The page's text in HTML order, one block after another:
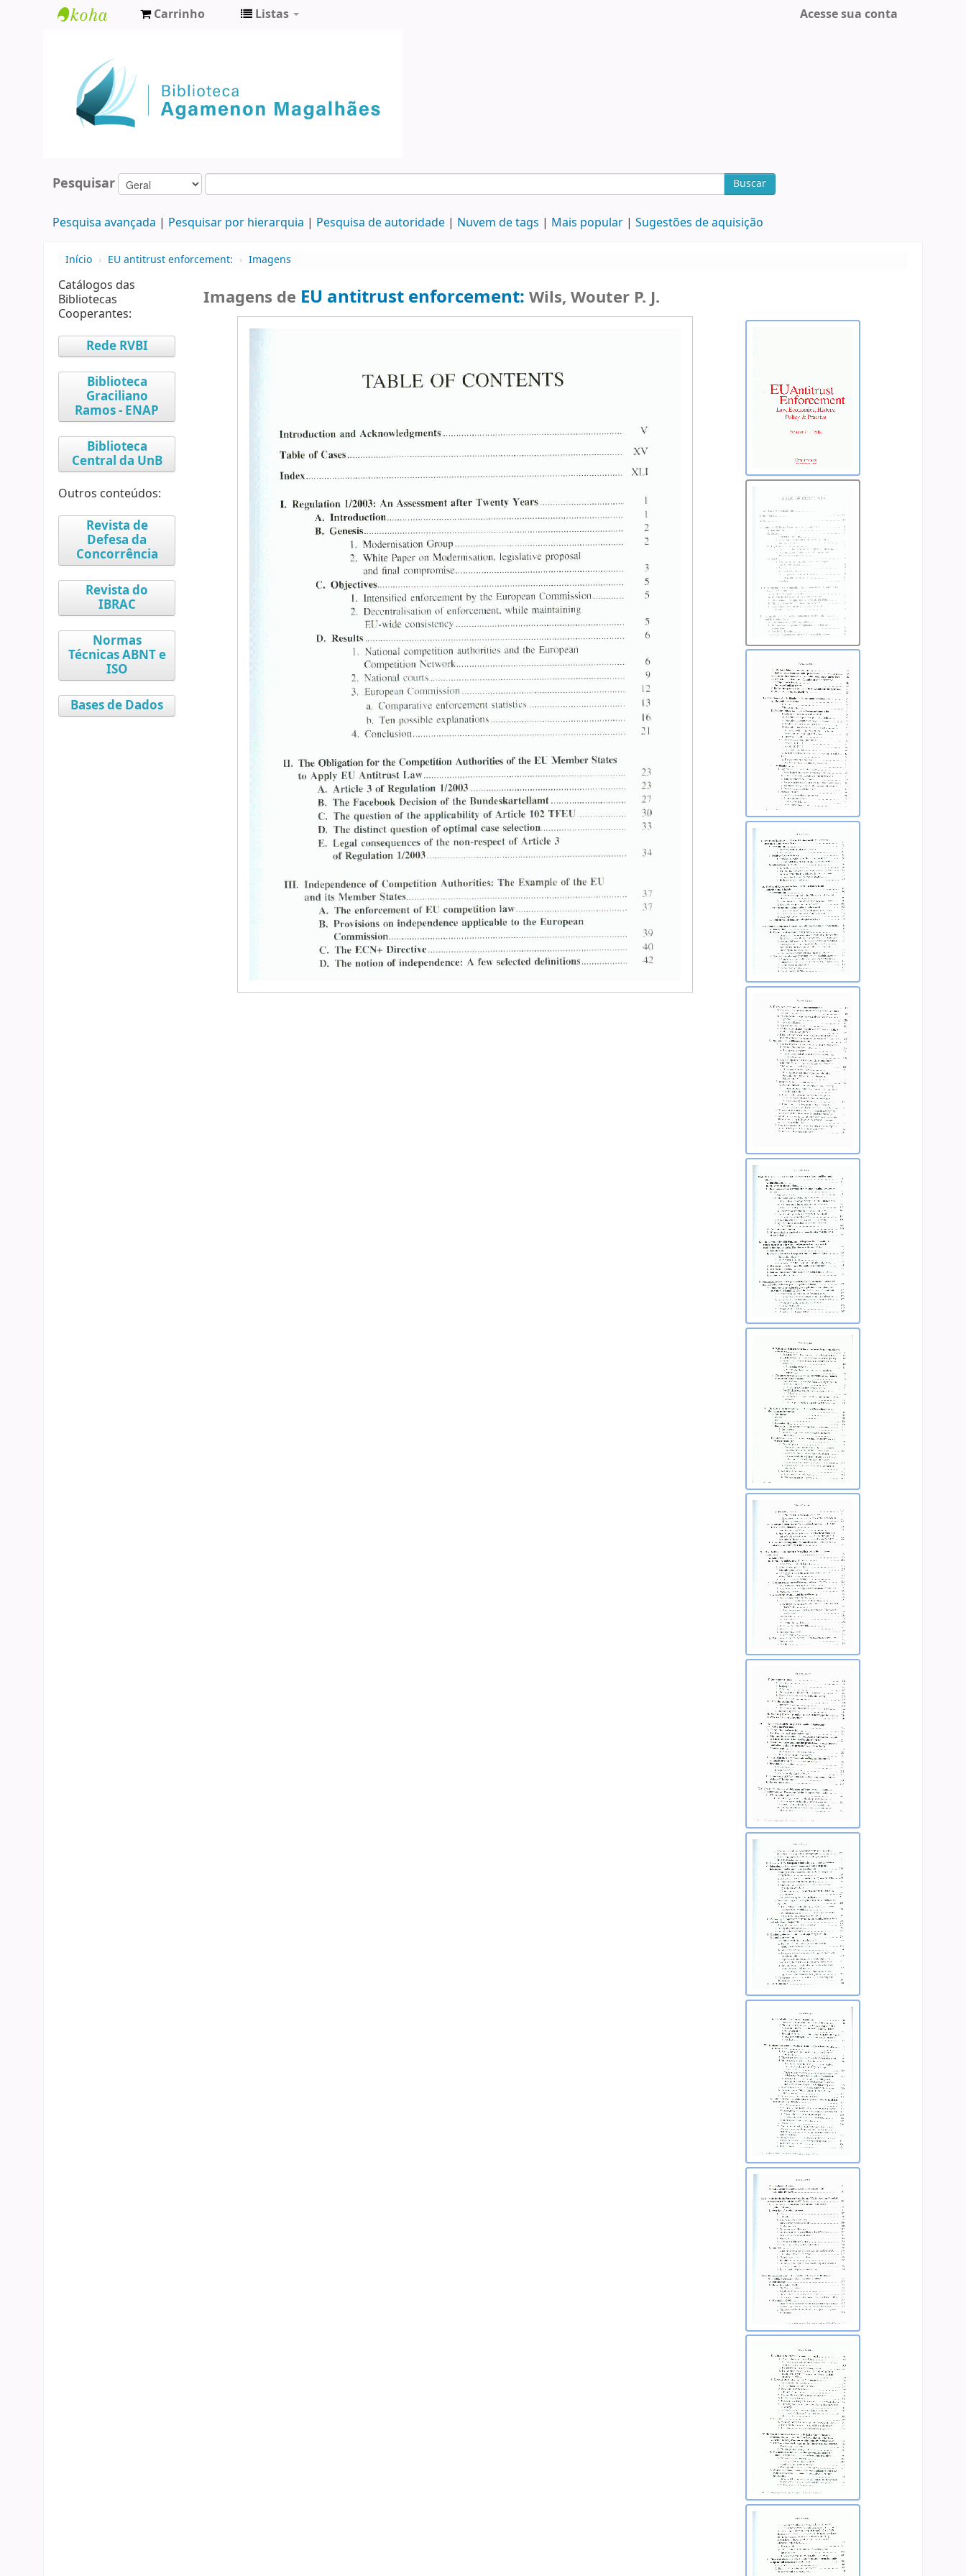
Agamenon
Magalhães
Carrinho Listas Acesse sua conta
Pesquisar Buscar
Pesquisa avançada Pesquisar por hierarquia Pesquisa de autoridade Nuvem de tags Mais popular Sugestões de aquisição
Início › EU antitrust enforcement: › Imagens
Catálogos das
Bibliotecas
Cooperantes:
Rede RVBI
Biblioteca
Graciliano
Ramos - ENAP
Biblioteca
Central da UnB
Outros conteúdos:
Revista de
Defesa da
Concorrência
Revista do
IBRAC
Normas
Técnicas ABNT e
ISO
Bases de Dados
Imagens de EU antitrust enforcement: Wils, Wouter P. J.